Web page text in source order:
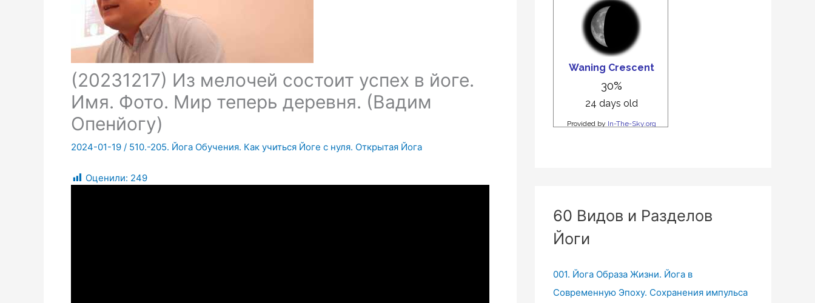
(20231217) Из мелочей состоит успех в йоге.
Имя. Фото. Мир теперь деревня. (Вадим
Опенйогу)
2024-01-19 / 510.-205. Йога Обучения. Как учиться Йоге с нуля. Открытая Йога
Оценили: 249
60 Видов и Разделов
Йоги
001. Йога Образа Жизни. Йога в
Современную Эпоху. Сохранения импульса